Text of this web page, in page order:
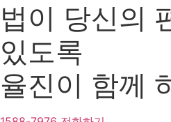
법이 당신의
있도록
율진이 함께